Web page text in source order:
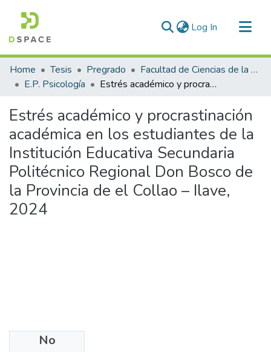
Log In (current)
Communities & Collections
All of DSpace
Home Tesis Pregrado
Facultad de Ciencias de la Salud
E.P. Psicología
Estrés académico y procrastinación académica en los estudiantes de la Institución Educativa Secundaria Politécnico Regional Don Bosco de la Provincia de el Collao – Ilave, 2024
Estrés académico y procrastinación
académica en los estudiantes de la
Institución Educativa Secundaria
Politécnico Regional Don Bosco de
la Provincia de el Collao – Ilave,
2024
No